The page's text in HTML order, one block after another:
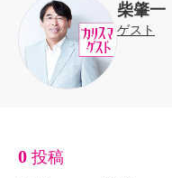
柴肇一
ゲスト
0 投稿